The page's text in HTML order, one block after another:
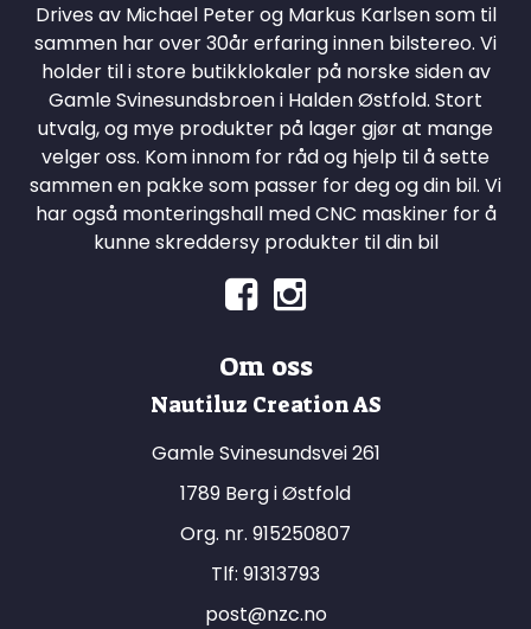
Drives av Michael Peter og Markus Karlsen som til
sammen har over 30år erfaring innen bilstereo. Vi
holder til i store butikklokaler på norske siden av
Gamle Svinesundsbroen i Halden Østfold. Stort
utvalg, og mye produkter på lager gjør at mange
velger oss. Kom innom for råd og hjelp til å sette
sammen en pakke som passer for deg og din bil. Vi
har også monteringshall med CNC maskiner for å
kunne skreddersy produkter til din bil
Om oss
Nautiluz Creation AS
Gamle Svinesundsvei 261
1789 Berg i Østfold
Org. nr. 915250807
Tlf: 91313793
post@nzc.no